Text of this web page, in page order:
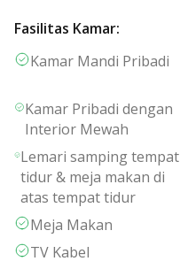
Fasilitas Kamar:
Kamar Mandi Pribadi
Kamar Pribadi dengan
Interior Mewah
Lemari samping tempat
tidur & meja makan di
atas tempat tidur
Meja Makan
TV Kabel